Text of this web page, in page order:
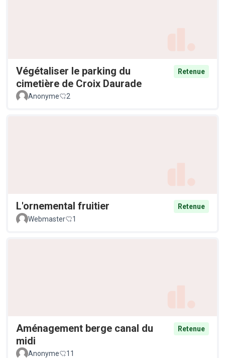
Végétaliser le parking du
cimetière de Croix Daurade
Retenue
Anonyme 2
L'ornemental fruitier
Retenue
Webmaster
1
Aménagement berge canal du
midi
Retenue
Anonyme 11